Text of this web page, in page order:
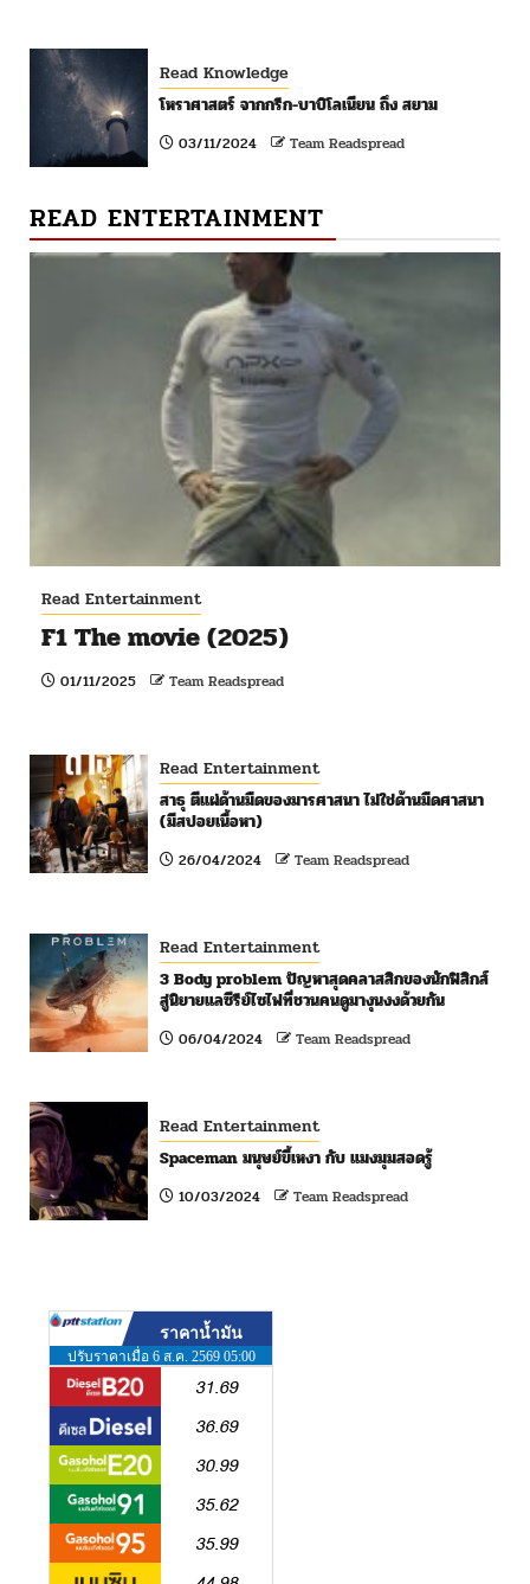
Read Knowledge
โหราศาสตร์ จากกรีก-บาบิโลเนียน ถึง สยาม
03/11/2024 Team Readspread
READ ENTERTAINMENT
Read Entertainment
F1 The movie (2025)
01/11/2025 Team Readspread
Read Entertainment
สาธุ ตีแผ่ด้านมืดของมารศาสนา ไม่ใช่ด้านมืดศาสนา
(มีสปอยเนื้อหา)
26/04/2024 Team Readspread
Read Entertainment
3 Body problem ปัญหาสุดคลาสสิกของนักฟิสิกส์
สู่นิยายแลซีรีย์ไซไฟที่ชวนคนดูมางุนงงด้วยกัน
06/04/2024 Team Readspread
Read Entertainment
Spaceman มนุษย์ขี้เหงา กับ แมงมุมสอดรู้
10/03/2024 Team Readspread